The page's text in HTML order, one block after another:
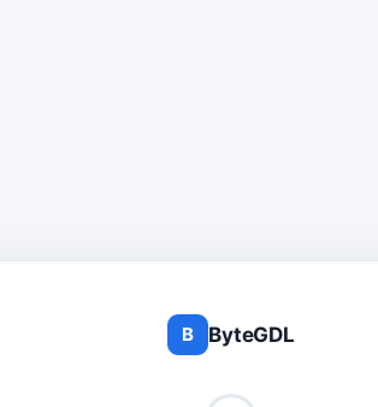
B ByteGDL